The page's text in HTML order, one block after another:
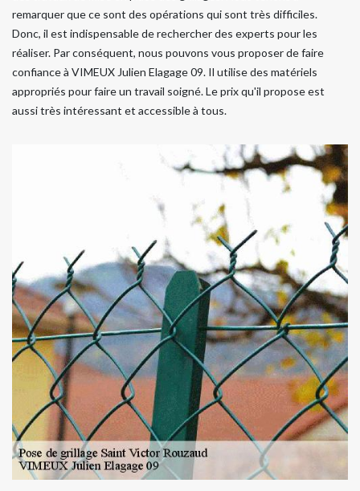
remarquer que ce sont des opérations qui sont très difficiles.
Donc, il est indispensable de rechercher des experts pour les
réaliser. Par conséquent, nous pouvons vous proposer de faire
confiance à VIMEUX Julien Elagage 09. Il utilise des matériels
appropriés pour faire un travail soigné. Le prix qu'il propose est
aussi très intéressant et accessible à tous.